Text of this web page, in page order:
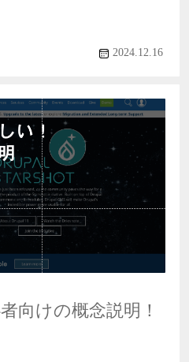
2024.12.16
向けの概念説明！